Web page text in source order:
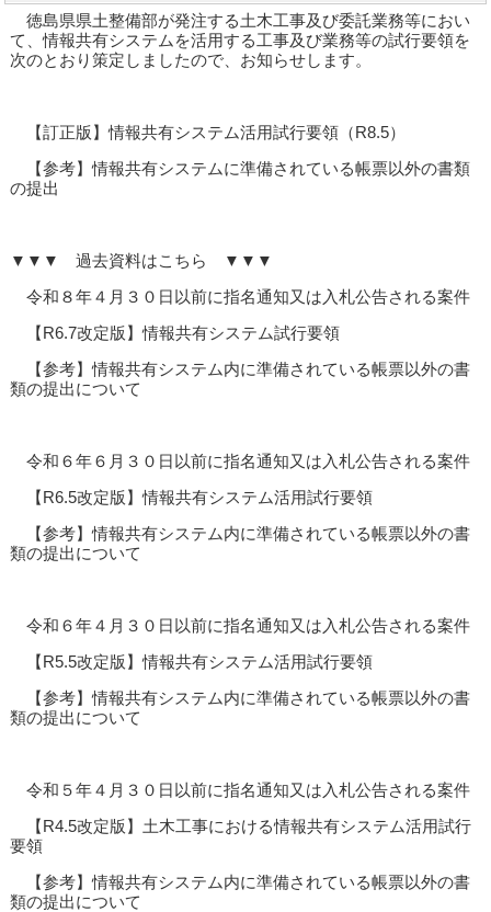
徳島県県土整備部が発注する土木工事及び委託業務等におい
て、情報共有システムを活用する工事及び業務等の試行要領を
次のとおり策定しましたので、お知らせします。
【訂正版】情報共有システム活用試行要領（R8.5）
【参考】情報共有システムに準備されている帳票以外の書類
の提出
▼▼▼ 過去資料はこちら ▼▼▼
令和８年４月３０日以前に指名通知又は入札公告される案件
【R6.7改定版】情報共有システム試行要領
【参考】情報共有システム内に準備されている帳票以外の書
類の提出について
令和６年６月３０日以前に指名通知又は入札公告される案件
【R6.5改定版】情報共有システム活用試行要領
【参考】情報共有システム内に準備されている帳票以外の書
類の提出について
令和６年４月３０日以前に指名通知又は入札公告される案件
【R5.5改定版】情報共有システム活用試行要領
【参考】情報共有システム内に準備されている帳票以外の書
類の提出について
令和５年４月３０日以前に指名通知又は入札公告される案件
【R4.5改定版】土木工事における情報共有システム活用試行
要領
【参考】情報共有システム内に準備されている帳票以外の書
類の提出について